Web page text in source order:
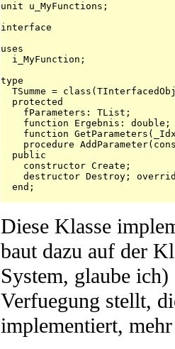
unit u_MyFunctions;
interface
uses
  i_MyFunction;
type
TSumme =
  protected
    fParameters: TList;
    function Ergebnis: double;
function
procedure
  public
    constructor Create;
destructor Destroy;
  end;
Diese Klasse
baut dazu auf der
System, glaube
Verfuegung stellt,
implementiert, mehr